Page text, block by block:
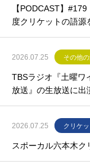
【PODCAST】
度クリケットの語源
2026.07.25 その他
TBSラジオ『土曜ワ
放送』の生放送に出
2026.07.25 クリケ
スポーカル六本木ク